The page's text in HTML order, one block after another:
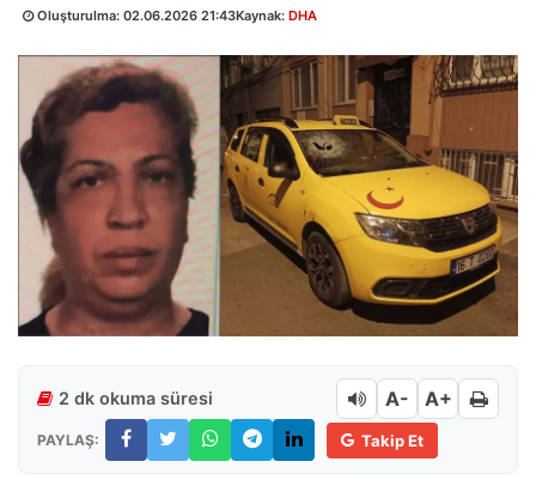
Oluşturulma: 02.06.2026 21:43Kaynak: DHA
2 dk okuma süresi A- A+
PAYLAŞ: Takip Et